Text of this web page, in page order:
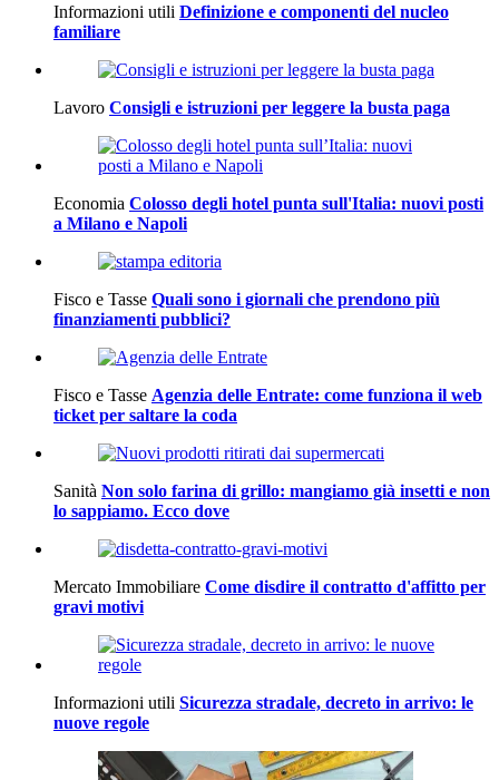
Informazioni utili Definizione e componenti del nucleo
familiare
Lavoro Consigli e istruzioni per leggere la busta paga
Economia Colosso degli hotel punta sull'Italia: nuovi posti
a Milano e Napoli
Fisco e Tasse Quali sono i giornali che prendono più
finanziamenti pubblici?
Fisco e Tasse Agenzia delle Entrate: come funziona il web
ticket per saltare la coda
Sanità Non solo farina di grillo: mangiamo già insetti e non
lo sappiamo. Ecco dove
Mercato Immobiliare Come disdire il contratto d'affitto per
gravi motivi
Informazioni utili Sicurezza stradale, decreto in arrivo: le
nuove regole